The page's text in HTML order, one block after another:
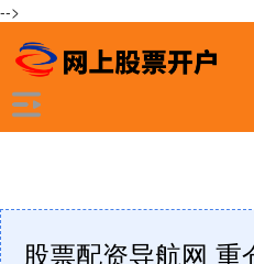
-->
股票配资导航网